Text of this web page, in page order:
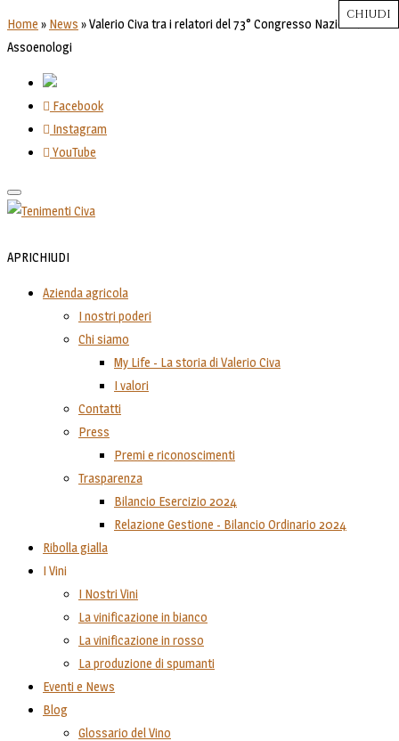
Home » News »Valerio Civa tra i relatori del 73° Congresso Nazionale
Assoenologi
Facebook
Instagram
YouTube
Toggle
navigation
APRICHIUDI
Azienda agricola
I nostri poderi
Chi siamo
My Life - La storia di Valerio Civa
I valori
Contatti
Press
Premi e riconoscimenti
Trasparenza
Bilancio Esercizio 2024
Relazione Gestione - Bilancio Ordinario 2024
Ribolla gialla
I Vini
I Nostri Vini
La vinificazione in bianco
La vinificazione in rosso
La produzione di spumanti
Eventi e News
Blog
Glossario del Vino
Close
Close
Close
Close
CHIUDI
CHIUDI
CHIUDI
CHIUDI
CHIUDI